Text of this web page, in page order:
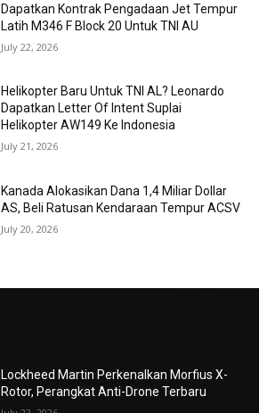
Dapatkan Kontrak Pengadaan Jet Tempur
Latih M346 F Block 20 Untuk TNI AU
July 22, 2026
Helikopter Baru Untuk TNI AL? Leonardo
Dapatkan Letter Of Intent Suplai
Helikopter AW149 Ke Indonesia
July 21, 2026
Kanada Alokasikan Dana 1,4 Miliar Dollar
AS, Beli Ratusan Kendaraan Tempur ACSV
July 20, 2026
Lockheed Martin Perkenalkan Morfius X-
Rotor, Perangkat Anti-Drone Terbaru